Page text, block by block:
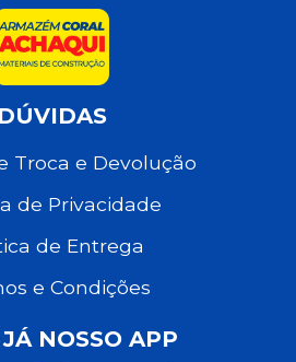
DÚVIDAS
Troca e Devolução
de Privacidade
de Entrega
e Condições
NOSSO APP